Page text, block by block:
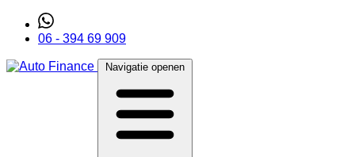
06 - 394 69 909
Navigatie openen